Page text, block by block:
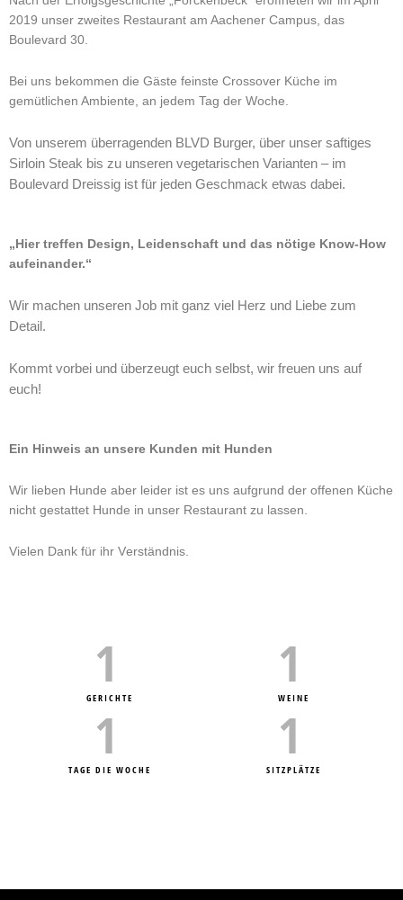
2019 unser zweites Restaurant am Aachener Campus, das
Boulevard 30.
Bei uns bekommen die Gäste feinste Crossover Küche im
gemütlichen Ambiente, an jedem Tag der Woche.
Von unserem überragenden BLVD Burger, über unser saftiges
Sirloin Steak bis zu unseren vegetarischen Varianten – im
Boulevard Dreissig ist für jeden Geschmack etwas dabei.
„Hier treffen Design, Leidenschaft und das nötige Know-How
aufeinander.“
Wir machen unseren Job mit ganz viel Herz und Liebe zum
Detail.
Kommt vorbei und überzeugt euch selbst, wir freuen uns auf
euch!
Ein Hinweis an unsere Kunden mit Hunden
Wir lieben Hunde aber leider ist es uns aufgrund der offenen Küche
nicht gestattet Hunde in unser Restaurant zu lassen.
Vielen Dank für ihr Verständnis.
GERICHTE
1
WEINE
1
TAGE DIE WOCHE
1
SITZPLÄTZE
1